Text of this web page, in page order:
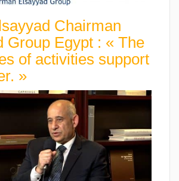
Chairman
Group Egypt : « The
of activities support
»